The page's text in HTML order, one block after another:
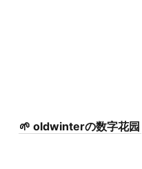
🌱 oldwinterの数字花园